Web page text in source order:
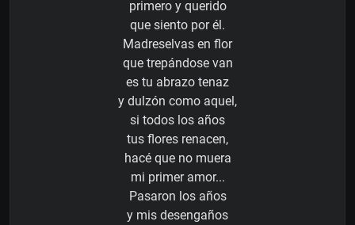
primero y querido
que siento por él.
Madreselvas en flor
que trepándose van
es tu abrazo tenaz
y dulzón como aquel,
si todos los años
tus flores renacen,
hacé que no muera
mi primer amor...
Pasaron los años
y mis desengaños